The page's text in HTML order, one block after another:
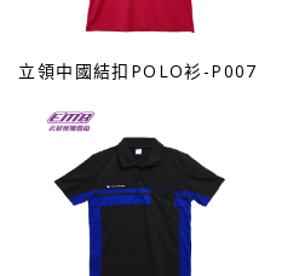
立領中國結扣POLO衫-P007